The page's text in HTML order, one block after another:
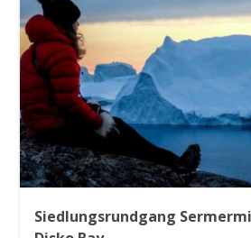
Siedlungsrundgang